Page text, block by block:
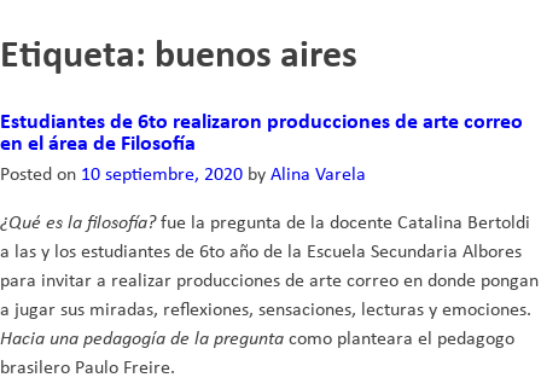
to
content
Etiqueta: buenos aires
Estudiantes de 6to realizaron producciones de arte correo
en el área de Filosofía
Posted on 10 septiembre, 2020 by Alina Varela
¿Qué es la filosofía?fue la pregunta de la docente Catalina Bertoldi
a las y los estudiantes de 6to año de la Escuela Secundaria Albores
para invitar a realizar producciones de arte correo en donde pongan
a jugar sus miradas, reflexiones, sensaciones, lecturas y emociones.
Hacia una pedagogía de la pregunta como planteara el pedagogo
brasilero Paulo Freire.